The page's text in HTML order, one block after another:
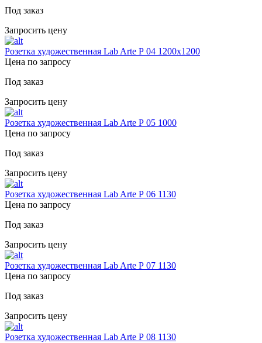
Под заказ
Запросить цену
Розетка художественная Lab Arte Р 04 1200х1200
Цена по запросу
Под заказ
Запросить цену
Розетка художественная Lab Arte Р 05 1000
Цена по запросу
Под заказ
Запросить цену
Розетка художественная Lab Arte Р 06 1130
Цена по запросу
Под заказ
Запросить цену
Розетка художественная Lab Arte Р 07 1130
Цена по запросу
Под заказ
Запросить цену
Розетка художественная Lab Arte Р 08 1130